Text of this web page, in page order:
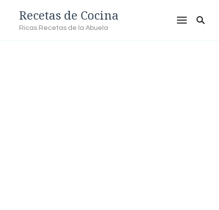
Recetas de Cocina
Ricas Recetas de la Abuela